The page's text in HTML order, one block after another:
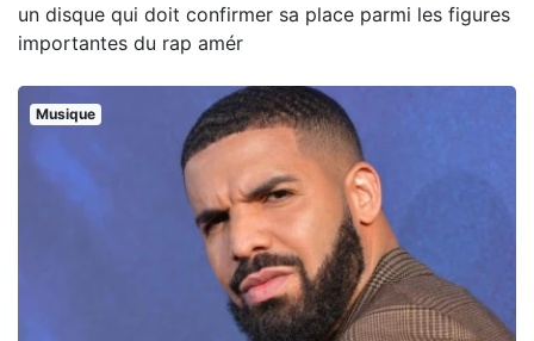
un disque qui doit confirmer sa place parmi les figures
importantes du rap amér
Musique